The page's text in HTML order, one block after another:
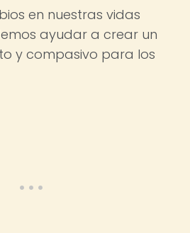
en nuestras vidas
ayudar a crear un
y compasivo para los